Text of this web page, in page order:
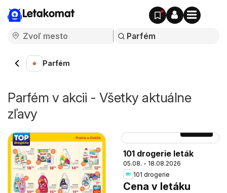
Letakomat
Parfém
Parfém v akcii - Všetky aktuálne
zľavy
101 drogerie leták
05.08. - 18.08.2026
101 drogerie
Cena v letáku